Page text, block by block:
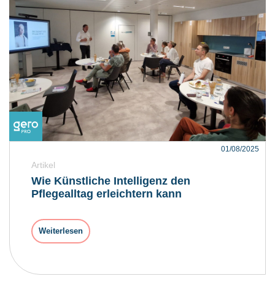
01/08/2025
Artikel
Wie Künstliche Intelligenz den
Pflegealltag erleichtern kann
Weiterlesen